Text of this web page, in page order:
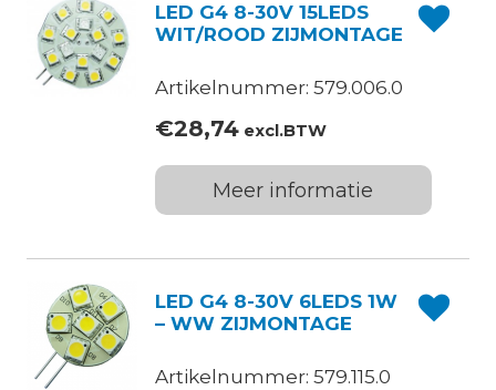
LED G4 8-30V 15LEDS
WIT/ROOD ZIJMONTAGE
Artikelnummer: 579.006.0
€28,74excl.BTW
Meer informatie
LED G4 8-30V 6LEDS 1W
– WW ZIJMONTAGE
Artikelnummer: 579.115.0